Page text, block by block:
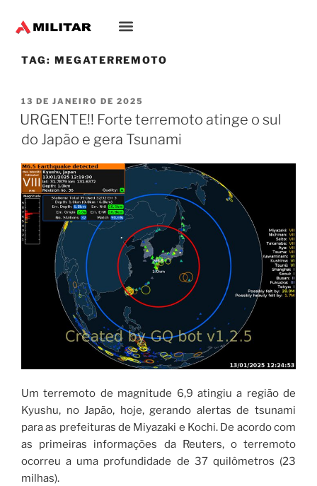
TAG: MEGATERREMOTO
13 DE JANEIRO DE 2025
URGENTE!! Forte terremoto atinge o sul
do Japão e gera Tsunami
Um terremoto de magnitude 6,9 ​​atingiu a região de
Kyushu, no Japão, hoje, gerando alertas de tsunami
para as prefeituras de Miyazaki e Kochi. De acordo com
as primeiras informações da Reuters, o terremoto
ocorreu a uma profundidade de 37 quilômetros (23
milhas).